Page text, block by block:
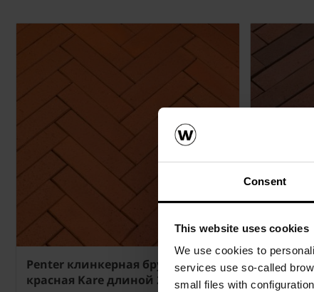
Consent
This website uses cookies
We use cookies to
services use so-called
small files with
Penter клинкерная брусчатка
красная Kare длиной 250 мм
Penter